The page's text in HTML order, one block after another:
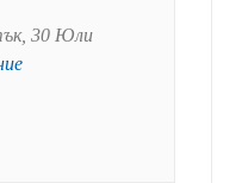
30 Юли